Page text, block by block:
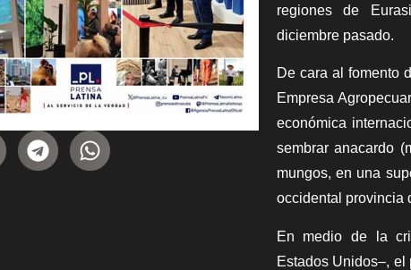
regiones de
diciembre pasado.
De cara al fomento
Empresa
económica
sembrar anacardo
mungos, en una
occidental provincia
En medio de la
Estados Unidos–,